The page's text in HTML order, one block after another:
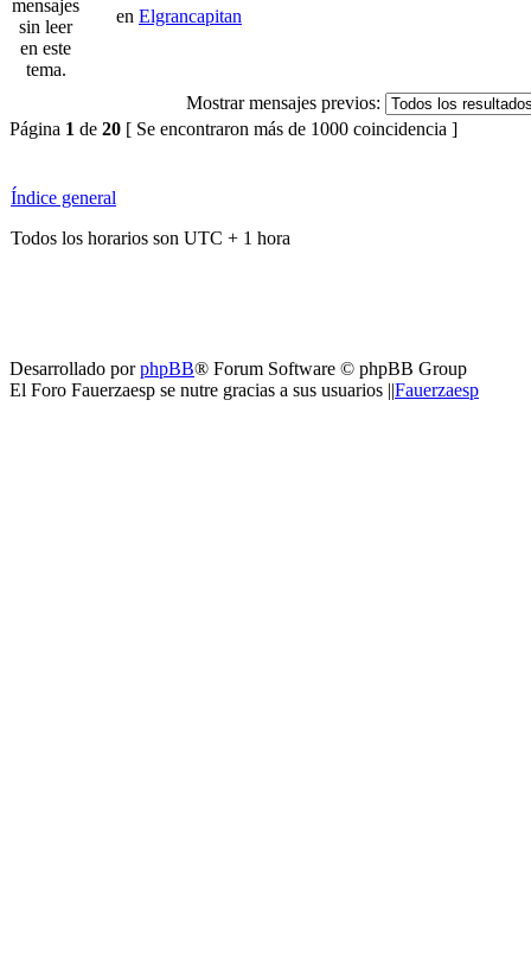
en Elgrancapitan
Mostrar mensajes previos:
Página 1 de 20 [ Se encontraron más de 1000 coincidencia ]
Índice general
Todos los horarios son UTC + 1 hora
Desarrollado porphpBB® Forum Software © phpBB Group
El Foro Fauerzaesp se nutre gracias a sus usuarios ||Fauerzaesp